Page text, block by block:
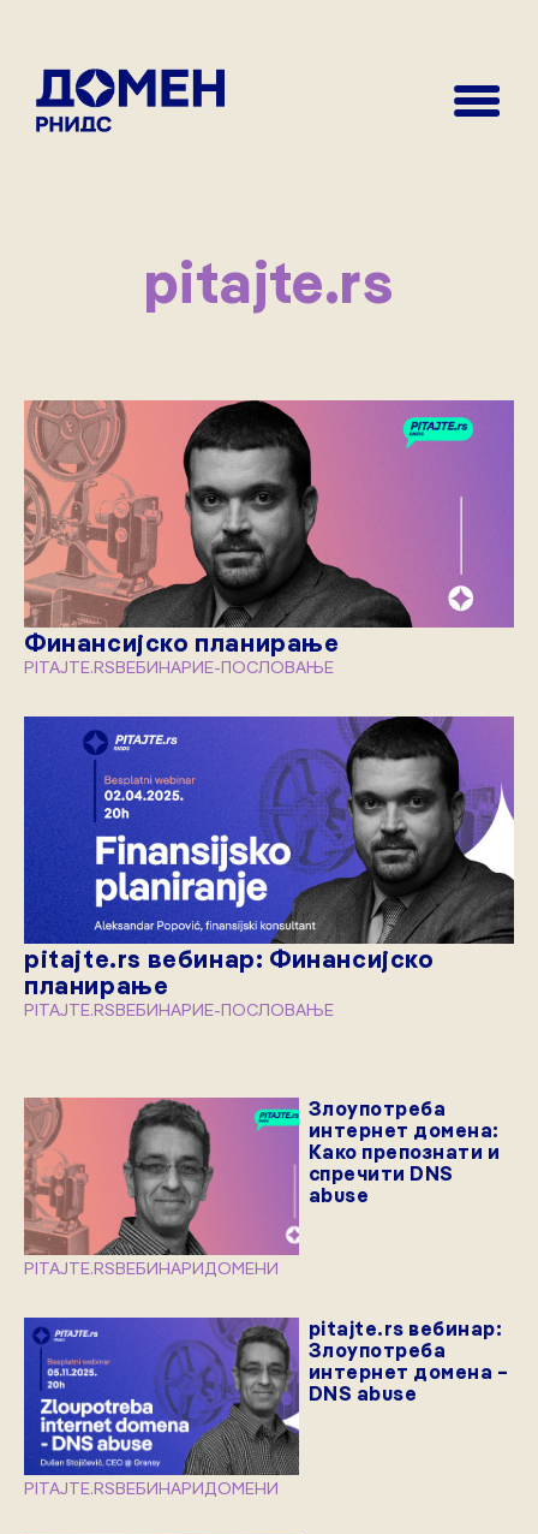
pitajte.rs
Финансијско планирање
PITAJTE.RSВЕБИНАРИЕ-ПОСЛОВАЊЕ
pitajte.rs вебинар: Финансијско
планирање
PITAJTE.RSВЕБИНАРИЕ-ПОСЛОВАЊЕ
Злоупотреба
интернет домена:
Како препознати и
спречити DNS
abuse
PITAJTE.RSВЕБИНАРИДОМЕНИ
pitajte.rs вебинар:
Злоупотреба
интернет домена –
DNS abuse
PITAJTE.RSВЕБИНАРИДОМЕНИ